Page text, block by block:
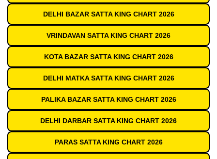
DELHI BAZAR SATTA KING CHART 2026
VRINDAVAN SATTA KING CHART 2026
KOTA BAZAR SATTA KING CHART 2026
DELHI MATKA SATTA KING CHART 2026
PALIKA BAZAR SATTA KING CHART 2026
DELHI DARBAR SATTA KING CHART 2026
PARAS SATTA KING CHART 2026